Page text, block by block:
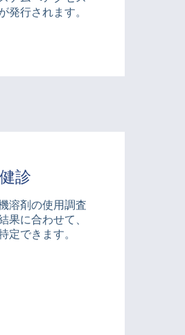
発行されます。
診
溶剤の使用調査
果に合わせて、
定できます。